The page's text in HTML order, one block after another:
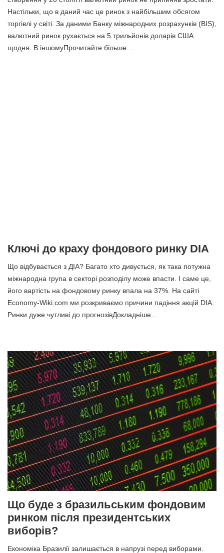
Настільки, що в даний час це ринок з найбільшим обсягом
торгівлі у світі. За даними Банку міжнародних розрахунків (BIS),
валютний ринок рухається на 5 трильйонів доларів США
щодня. В іншомуПрочитайте більше…
Ключі до краху фондового ринку DIA
Що відбувається з ДІА? Багато хто дивується, як така потужна
міжнародна група в секторі розподілу може впасти. І саме це,
його вартість на фондовому ринку впала на 37%. На сайті
Economy-Wiki.com ми розкриваємо причини падіння акцій DIA.
Ринки дуже чутливі до прогнозівДокладніше…
Що буде з бразильським фондовим
ринком після президентських
виборів?
Економіка Бразилії залишається в напрузі перед виборами.